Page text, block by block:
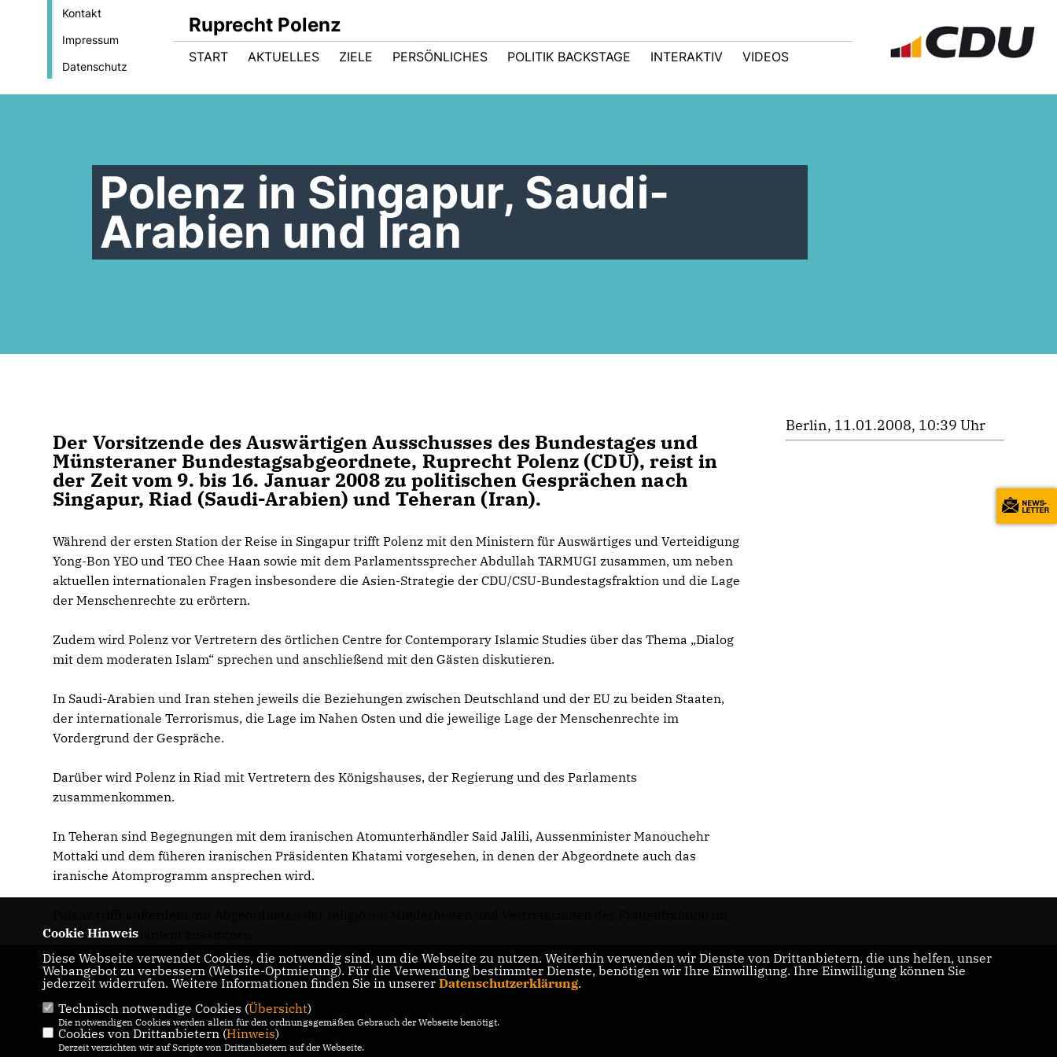
Kontakt
Impressum
Datenschutz
Ruprecht Polenz
START AKTUELLES ZIELE PERSÖNLICHES POLITIK BACKSTAGE INTERAKTIV VIDEOS
Polenz in Singapur, Saudi-
Arabien und Iran
Der Vorsitzende des Auswärtigen Ausschusses des Bundestages und
Münsteraner Bundestagsabgeordnete, Ruprecht Polenz (CDU), reist in
der Zeit vom 9. bis 16. Januar 2008 zu politischen Gesprächen nach
Singapur, Riad (Saudi-Arabien) und Teheran (Iran).
Während der ersten Station der Reise in Singapur trifft Polenz mit den Ministern für Auswärtiges und Verteidigung
Yong-Bon YEO und TEO Chee Haan sowie mit dem Parlamentssprecher Abdullah TARMUGI zusammen, um neben
aktuellen internationalen Fragen insbesondere die Asien-Strategie der CDU/CSU-Bundestagsfraktion und die Lage
der Menschenrechte zu erörtern.
Zudem wird Polenz vor Vertretern des örtlichen Centre for Contemporary Islamic Studies über das Thema „Dialog
mit dem moderaten Islam“ sprechen und anschließend mit den Gästen diskutieren.
In Saudi-Arabien und Iran stehen jeweils die Beziehungen zwischen Deutschland und der EU zu beiden Staaten,
der internationale Terrorismus, die Lage im Nahen Osten und die jeweilige Lage der Menschenrechte im
Vordergrund der Gespräche.
Darüber wird Polenz in Riad mit Vertretern des Königshauses, der Regierung und des Parlaments
zusammenkommen.
In Teheran sind Begegnungen mit dem iranischen Atomunterhändler Said Jalili, Aussenminister Manouchehr
Mottaki und dem füheren iranischen Präsidenten Khatami vorgesehen, in denen der Abgeordnete auch das
iranische Atomprogramm ansprechen wird.
iranischen Parlament zusammen.
Berlin, 11.01.2008, 10:39 Uhr
Ruprecht Polenz
IMPRESSUM
DATENSCHUTZ
KONTAKT
Cookie Hinweis
Diese Webseite verwendet Cookies, die notwendig sind, um die Webseite zu nutzen. Weiterhin verwenden wir Dienste von Drittanbietern, die uns helfen, unser
Webangebot zu verbessern (Website-Optmierung). Für die Verwendung bestimmter Dienste, benötigen wir Ihre Einwilligung. Ihre Einwilligung können Sie
jederzeit widerrufen. Weitere Informationen finden Sie in unserer Datenschutzerklärung.
Technisch notwendige Cookies (Übersicht)
Die notwendigen Cookies werden allein für den ordnungsgemäßen Gebrauch der Webseite benötigt.
Cookies von Drittanbietern (Hinweis)
Derzeit verzichten wir auf Scripte von Drittanbietern auf der Webseite.